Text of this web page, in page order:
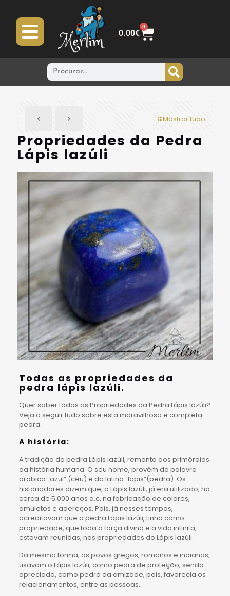
0.00€
0
Mostrar tudo
Propriedades da Pedra
Lápis lazúli
Todas as propriedades da
pedra lápis lazúli.
Quer saber todas as Propriedades da Pedra Lápis lazúli?
Veja a seguir tudo sobre esta maravilhosa e completa
pedra.
A história:
A tradição da pedra Lápis lazúli, remonta aos primórdios
da história humana. O seu nome, provém da palavra
arábica “azul” (céu) e da latina “lápis”(pedra). Os
historiadores dizem que, o Lápis lazúli, já era utilizado, há
cerca de 5.000 anos a.c. na fabricação de colares,
amuletos e adereços. Pois, já nesses tempos,
acreditavam que a pedra Lápis lazúli, tinha como
propriedade, que toda a força divina e a vida infinita,
estavam reunidas, nas propriedades do Lápis lazúli.
Da mesma forma, os povos gregos, romanos e indianos,
usavam o Lápis lazúli, como pedra de proteção, sendo
apreciada, como pedra da amizade, pois, favorecia os
relacionamentos, entre as pessoas.